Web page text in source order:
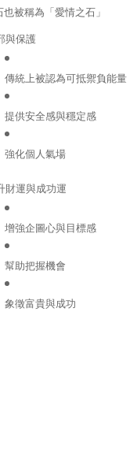
被稱為「愛情之石」
與保護
傳統上被認為可抵禦負能量
提供安全感與穩定感
強化個人氣場
財運與成功運
增強企圖心與目標感
幫助把握機會
象徵富貴與成功